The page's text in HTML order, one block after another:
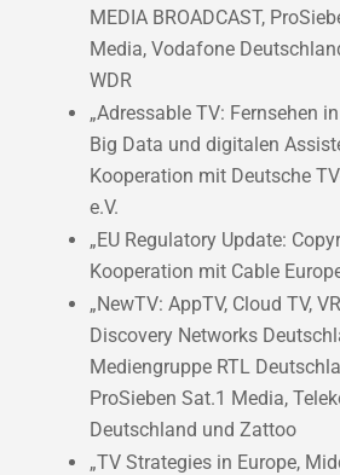
MEDIA BROADCAST,
Media, Vodafone
WDR
„Adressable TV: Fernsehen
Big Data und digitalen
Kooperation mit Deutsche
e.V.
„EU Regulatory Update:
Kooperation mit Cable
„NewTV: AppTV, Cloud TV,
Discovery Networks
Mediengruppe RTL
ProSieben Sat.1 Media,
Deutschland und Zattoo
„TV Strategies in Europe,